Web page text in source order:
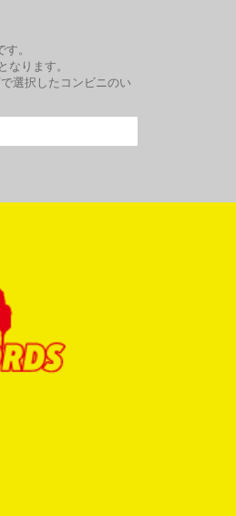
。
なります。
選択したコンビニのい